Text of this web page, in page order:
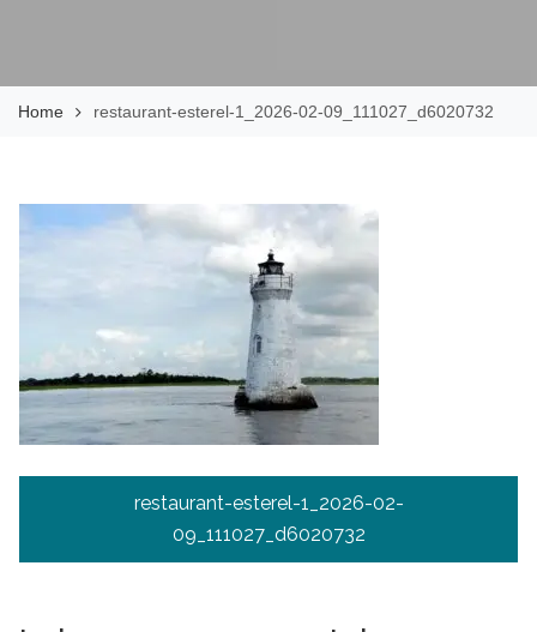
Home restaurant-esterel-1_2026-02-09_111027_d6020732
Navigation
l’article
restaurant-esterel-1_2026-02-
09_111027_d6020732